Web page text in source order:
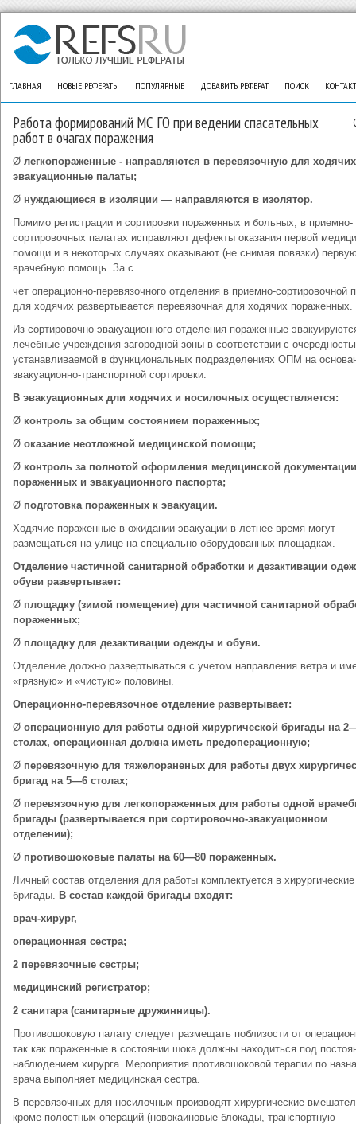
ГЛАВНАЯ НОВЫЕ РЕФЕРАТЫ ПОПУЛЯРНЫЕ ДОБАВИТЬ РЕФЕРАТ ПОИСК
Работа формирований МС ГО при ведении спасательных
работ в очагах поражения
Ø легкопораженные - направляются в перевязочную для
эвакуационные палаты;
Ø нуждающиеся в изоляции — направляются в изолятор.
Помимо регистрации и сортировки пораженных и больных, в приемно-
сортировочных палатах исправляют дефекты оказания первой
помощи и в некоторых случаях оказывают (не снимая повязки)
врачебную помощь. За с
чет операционно-перевязочного отделения в приемно-сортировочной
для ходячих развертывается перевязочная для ходячих пораженных.
Из сортировочно-эвакуационного отделения пораженные
лечебные учреждения загородной зоны в соответствии с
устанавливаемой в функциональных подразделениях ОПМ на
звакуационно-транспортной сортировки.
В эвакуационных дли ходячих и носилочных осуществляется:
Ø контроль за общим состоянием пораженных;
Ø оказание неотложной медицинской помощи;
Ø контроль за полнотой оформления медицинской
пораженных и эвакуационного паспорта;
Ø подготовка пораженных к эвакуации.
Ходячие пораженные в ожидании эвакуации в летнее время могут
размещаться на улице на специально оборудованных площадках.
Отделение частичной санитарной обработки и дезактивации
обуви развертывает:
Ø площадку (зимой помещение) для частичной санитарной
пораженных;
Ø площадку для дезактивации одежды и обуви.
Отделение должно развертываться с учетом направления ветра и
«грязную» и «чистую» половины.
Операционно-перевязочное отделение развертывает:
Ø операционную для работы одной хирургической бригады на
столах, операционная должна иметь предоперационную;
Ø перевязочную для тяжелораненых для работы двух
бригад на 5—6 столах;
Ø перевязочную для легкопораженных для работы одной
бригады (развертывается при сортировочно-эвакуационном
отделении);
Ø противошоковые палаты на 60—80 пораженных.
Личный состав отделения для работы комплектуется в хирургические
бригады. В состав каждой бригады входят:
врач-хирург,
операционная сестра;
2 перевязочные сестры;
медицинский регистратор;
2 санитара (санитарные дружинницы).
Противошоковую палату следует размещать поблизости от
так как пораженные в состоянии шока должны находиться под
наблюдением хирурга. Мероприятия противошоковой терапии по
врача выполняет медицинская сестра.
В перевязочных для носилочных производят хирургические
кроме полостных операций (новокаиновые блокады, транспортную